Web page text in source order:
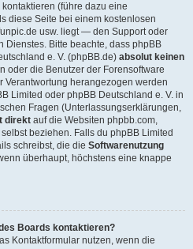
(führe dazu eine
diese Seite bei einem kostenlosen
usw. liegt — den Support oder
Dienstes. Bitte beachte, dass phpBB
e. V. (phpBB.de) absolut keinen
oder die Benutzer der Forensoftware
Verantwortung herangezogen werden
Limited oder phpBB Deutschland e. V. in
Fragen (Unterlassungserklärungen,
direkt auf die Websiten phpbb.com,
beziehen. Falls du phpBB Limited
schreibst, die die Softwarenutzung
überhaupt, höchstens eine knappe
Boards kontaktieren?
Kontaktformular nutzen, wenn die